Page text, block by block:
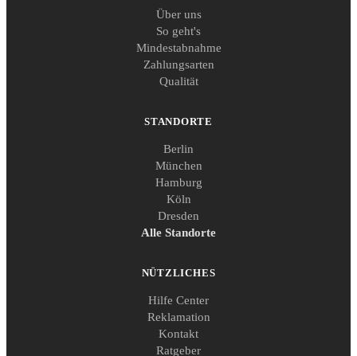
Über uns
So geht's
Mindestabnahme
Zahlungsarten
Qualität
STANDORTE
Berlin
München
Hamburg
Köln
Dresden
Alle Standorte
NÜTZLICHES
Hilfe Center
Reklamation
Kontakt
Ratgeber